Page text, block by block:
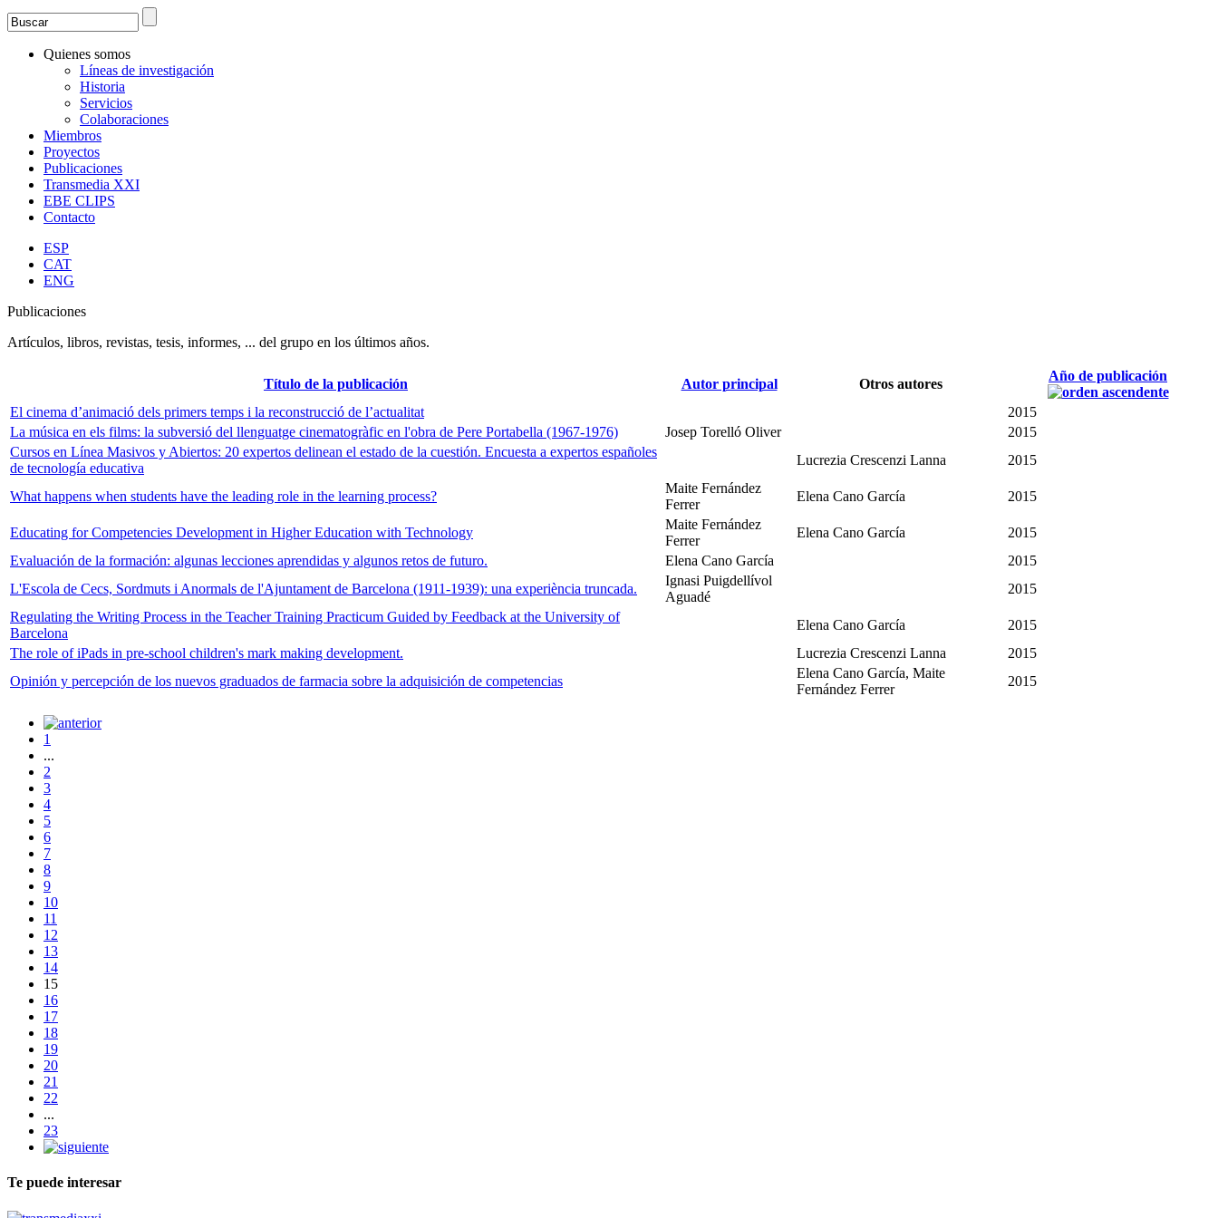
Formulario de búsqueda
Search
Quienes somos
Líneas de investigación
Historia
Servicios
Colaboraciones
Miembros
Proyectos
Publicaciones
Transmedia XXI
EBE CLIPS
Contacto
ESP
CAT
ENG
Publicaciones
Artículos, libros, revistas, tesis, informes, ... del grupo en los últimos años.
Título de la publicación Autor principal Otros autores
Año de publicación
El cinema d’animació dels primers temps i la reconstrucció de l’actualitat
2015
La música en els films: la subversió del llenguatge cinematogràfic en l'obra de Pere Portabella (1967-1976)
Josep Torelló Oliver
2015
Cursos en Línea Masivos y Abiertos: 20 expertos delinean el estado de la cuestión. Encuesta a expertos españoles
de tecnología educativa
Lucrezia Crescenzi Lanna 2015
What happens when students have the leading role in the learning process?
Maite Fernández
Ferrer
Elena Cano García 2015
Educating for Competencies Development in Higher Education with Technology
Maite Fernández
Ferrer
Elena Cano García
2015
Evaluación de la formación: algunas lecciones aprendidas y algunos retos de futuro.
Elena Cano García
2015
L'Escola de Cecs, Sordmuts i Anormals de l'Ajuntament de Barcelona (1911-1939): una experiència truncada.
Ignasi Puigdellívol
Aguadé
2015
Regulating the Writing Process in the Teacher Training Practicum Guided by Feedback at the University of
Barcelona
Elena Cano García
2015
The role of iPads in pre-school children's mark making development.
Lucrezia Crescenzi Lanna
2015
Opinión y percepción de los nuevos graduados de farmacia sobre la adquisición de competencias
Elena Cano García, Maite
Fernández Ferrer
2015
1
...
2
3
4
5
6
7
8
9
10
11
12
13
14
15
16
17
18
19
20
21
22
...
23
Te puede interesar